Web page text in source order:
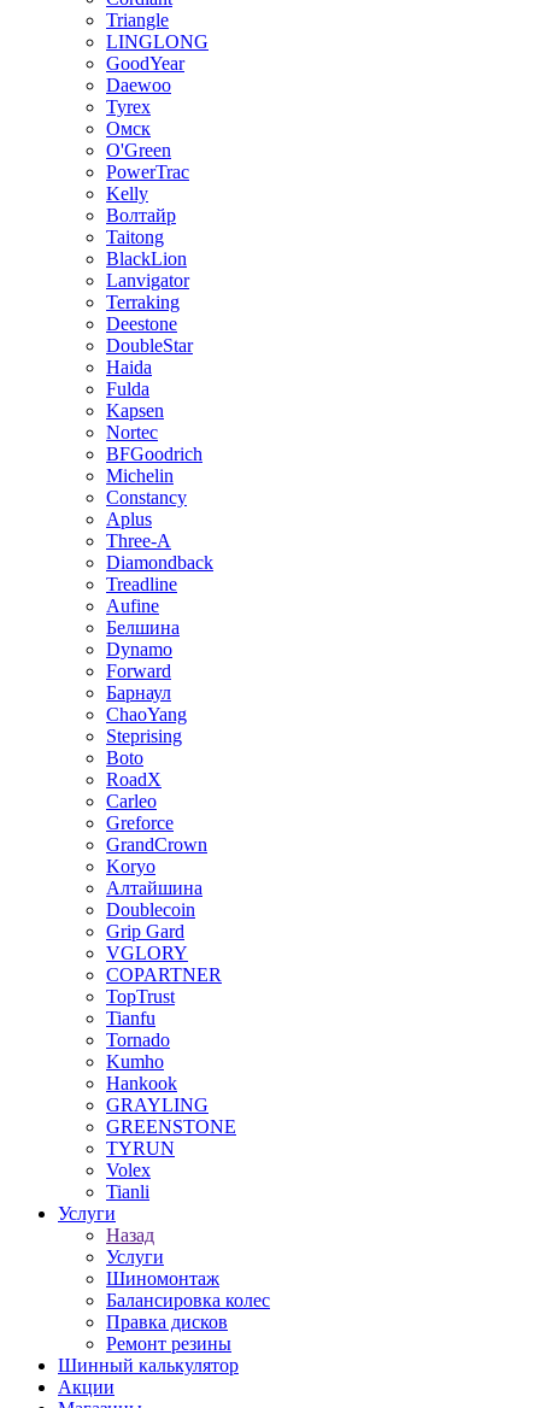
Triangle
LINGLONG
GoodYear
Daewoo
Tyrex
Омск
O'Green
PowerTrac
Kelly
Волтайр
Taitong
BlackLion
Lanvigator
Terraking
Deestone
DoubleStar
Haida
Fulda
Kapsen
Nortec
BFGoodrich
Michelin
Constancy
Aplus
Three-A
Diamondback
Treadline
Aufine
Белшина
Dynamo
Forward
Барнаул
ChaoYang
Steprising
Boto
RoadX
Carleo
Greforce
GrandCrown
Koryo
Алтайшина
Doublecoin
Grip Gard
VGLORY
COPARTNER
TopTrust
Tianfu
Tornado
Kumho
Hankook
GRAYLING
GREENSTONE
TYRUN
Volex
Tianli
Услуги
Назад
Услуги
Шиномонтаж
Балансировка колес
Правка дисков
Ремонт резины
Шинный калькулятор
Акции